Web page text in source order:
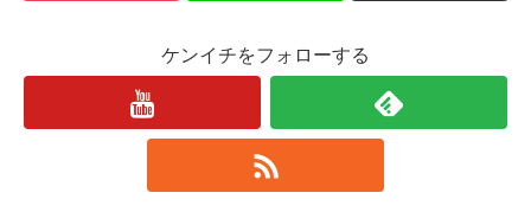
ケンイチをフォローする